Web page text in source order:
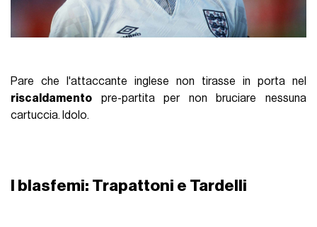
Pare che l'attaccante inglese non tirasse in porta nel
riscaldamento pre-partita per non bruciare nessuna
cartuccia. Idolo.
I blasfemi: Trapattoni e Tardelli